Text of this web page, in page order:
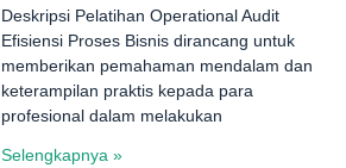
Deskripsi Pelatihan Operational Audit
Efisiensi Proses Bisnis dirancang untuk
memberikan pemahaman mendalam dan
keterampilan praktis kepada para
profesional dalam melakukan
Selengkapnya »